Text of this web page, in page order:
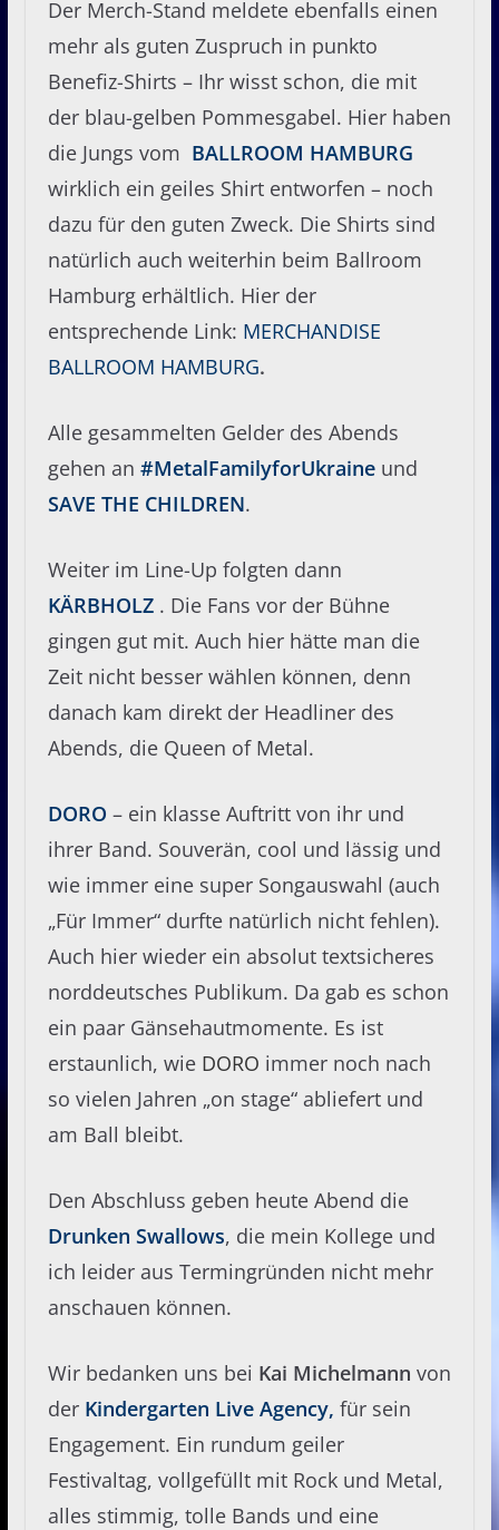
Der Merch-Stand meldete ebenfalls einen
mehr als guten Zuspruch in punkto
Benefiz-Shirts – Ihr wisst schon, die mit
der blau-gelben Pommesgabel. Hier haben
die Jungs vom BALLROOM HAMBURG
wirklich ein geiles Shirt entworfen – noch
dazu für den guten Zweck. Die Shirts sind
natürlich auch weiterhin beim Ballroom
Hamburg erhältlich. Hier der
entsprechende Link: MERCHANDISE
BALLROOM HAMBURG.
Alle gesammelten Gelder des Abends
gehen an #MetalFamilyforUkraineund
SAVE THE CHILDREN.
Weiter im Line-Up folgten dann
KÄRBHOLZ. Die Fans vor der Bühne
gingen gut mit. Auch hier hätte man die
Zeit nicht besser wählen können, denn
danach kam direkt der Headliner des
Abends, die Queen of Metal.
DORO – ein klasse Auftritt von ihr und
ihrer Band. Souverän, cool und lässig und
wie immer eine super Songauswahl (auch
„Für Immer“ durfte natürlich nicht fehlen).
Auch hier wieder ein absolut textsicheres
norddeutsches Publikum. Da gab es schon
ein paar Gänsehautmomente. Es ist
erstaunlich, wie DORO immer noch nach
so vielen Jahren „on stage“ abliefert und
am Ball bleibt.
Den Abschluss geben heute Abend die
Drunken Swallows, die mein Kollege und
ich leider aus Termingründen nicht mehr
anschauen können.
Wir bedanken uns bei Kai Michelmann von
der Kindergarten Live Agency, für sein
Engagement. Ein rundum geiler
Festivaltag, vollgefüllt mit Rock und Metal,
alles stimmig, tolle Bands und eine